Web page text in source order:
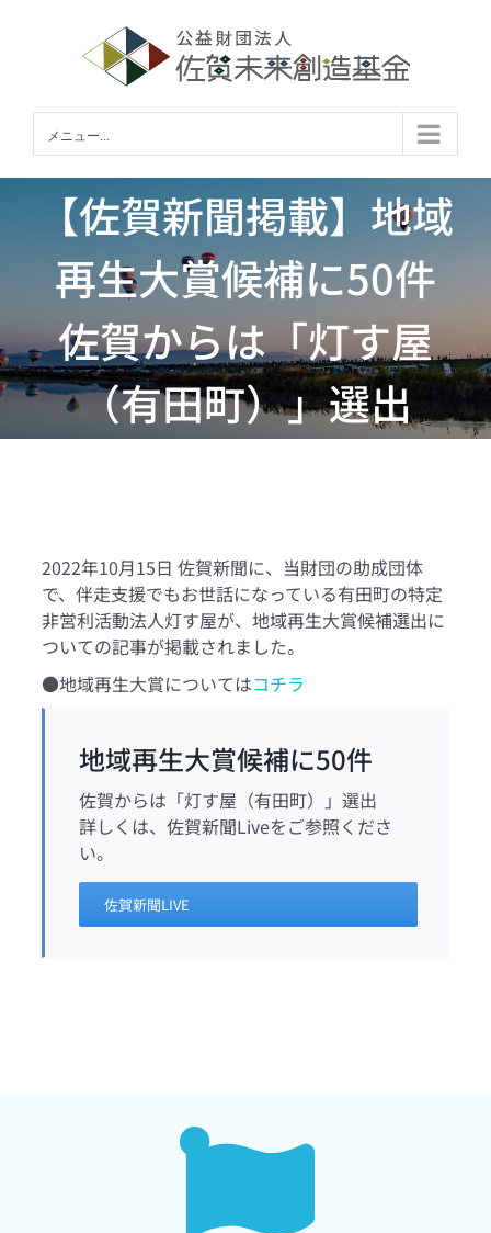
メニュー...
【佐賀新聞掲載】地域
再生大賞候補に50件
佐賀からは「灯す屋
（有田町）」選出
2022年10月15日 佐賀新聞に、当財団の助成団体
で、伴走支援でもお世話になっている有田町の特定
非営利活動法人灯す屋が、地域再生大賞候補選出に
ついての記事が掲載されました。
●地域再生大賞についてはコチラ
地域再生大賞候補に50件
佐賀からは「灯す屋（有田町）」選出
詳しくは、佐賀新聞Liveをご参照くださ
い。
佐賀新聞LIVE